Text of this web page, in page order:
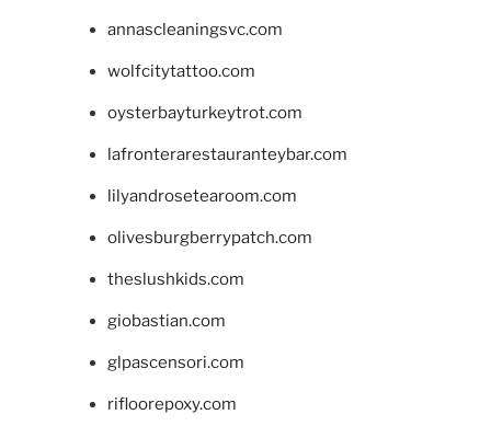
annascleaningsvc.com
wolfcitytattoo.com
oysterbayturkeytrot.com
lafronterarestauranteybar.com
lilyandrosetearoom.com
olivesburgberrypatch.com
theslushkids.com
giobastian.com
glpascensori.com
rifloorepoxy.com